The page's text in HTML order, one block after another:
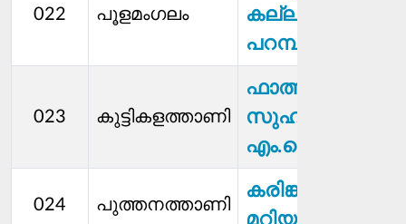
022 പൂളമംഗലം
കല്ലന
പറമ്പിൽ
023 കുട്ടികളത്താണി
ഫാത്തിമ
സുഹറ
എം.ഐ.വി
024 പുത്തനത്താണി
കരിങ്കപ്പാറ
മറിയാമു